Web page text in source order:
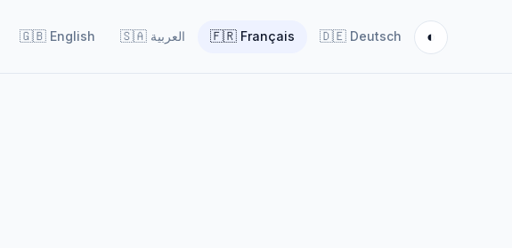
🇬🇧 English 🇸🇦 العربية 🇫🇷 Français 🇩🇪 Deutsch ◐